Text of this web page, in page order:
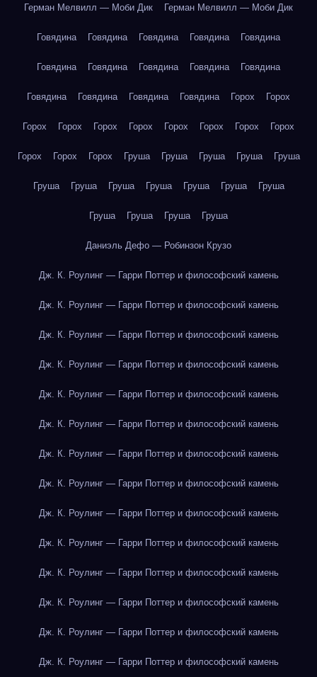
Герман Мелвилл — Моби Дик Герман Мелвилл — Моби Дик
Говядина Говядина Говядина Говядина Говядина
Говядина Говядина Говядина Говядина Говядина
Говядина Говядина Говядина Говядина Горох Горох
Горох Горох Горох Горох Горох Горох Горох Горох
Горох Горох Горох Груша Груша Груша Груша Груша
Груша Груша Груша Груша Груша Груша Груша
Груша Груша Груша Груша
Даниэль Дефо — Робинзон Крузо
Дж. К. Роулинг — Гарри Поттер и философский камень
Дж. К. Роулинг — Гарри Поттер и философский камень
Дж. К. Роулинг — Гарри Поттер и философский камень
Дж. К. Роулинг — Гарри Поттер и философский камень
Дж. К. Роулинг — Гарри Поттер и философский камень
Дж. К. Роулинг — Гарри Поттер и философский камень
Дж. К. Роулинг — Гарри Поттер и философский камень
Дж. К. Роулинг — Гарри Поттер и философский камень
Дж. К. Роулинг — Гарри Поттер и философский камень
Дж. К. Роулинг — Гарри Поттер и философский камень
Дж. К. Роулинг — Гарри Поттер и философский камень
Дж. К. Роулинг — Гарри Поттер и философский камень
Дж. К. Роулинг — Гарри Поттер и философский камень
Дж. К. Роулинг — Гарри Поттер и философский камень